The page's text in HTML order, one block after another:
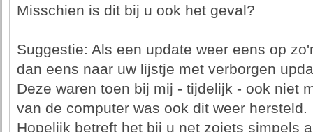
Misschien is dit bij u ook het geval?
Suggestie: Als een update weer eens op
dan eens naar uw lijstje met verborgen
Deze waren toen bij mij - tijdelijk - ook niet
van de computer was ook dit weer hersteld.
Hopelijk betreft het bij u net zoiets simpels